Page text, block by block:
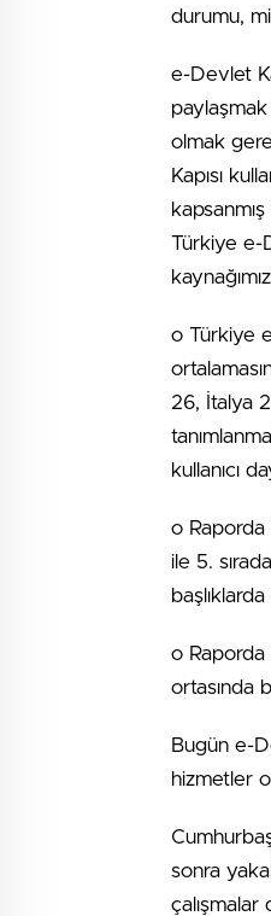
durumu,
e-Devlet
paylaşmak
olmak
Kapısı
Türkiye e-
o Türkiye
26, İtalya
kullanıcı
o Raporda
ile 5.
o Raporda
ortasında
Bugün e-
hizmetler
sonra
çalışmalar